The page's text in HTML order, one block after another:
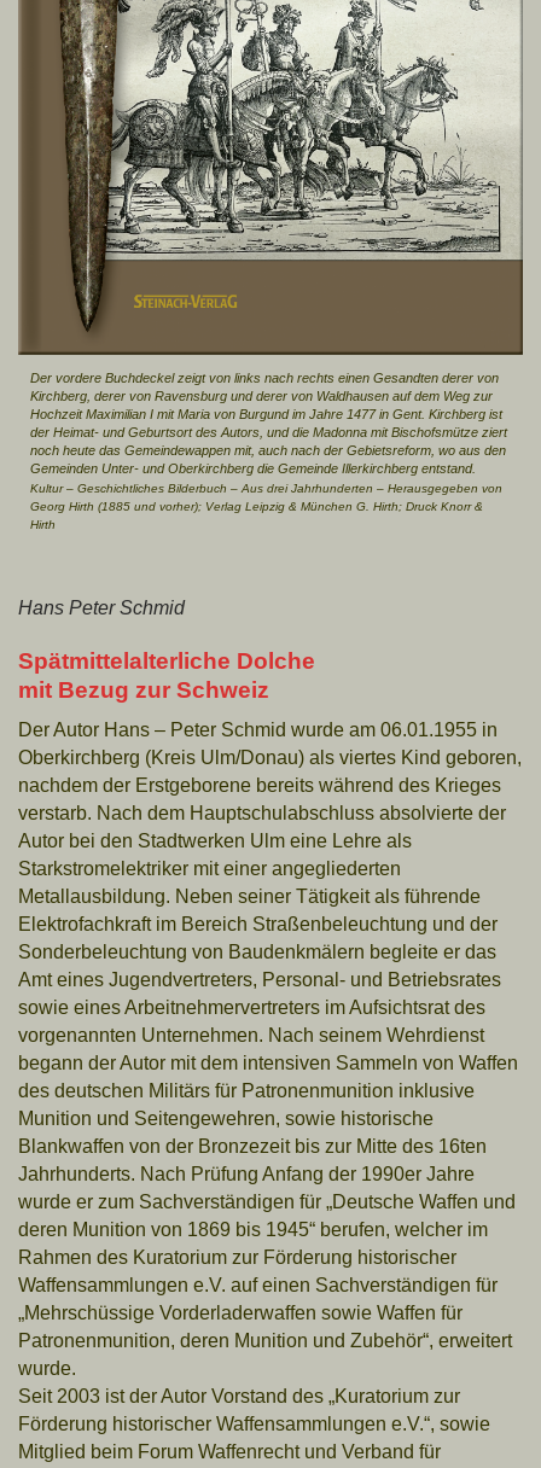
Der vordere Buchdeckel zeigt von links nach rechts einen Gesandten derer von
Kirchberg, derer von Ravensburg und derer von Waldhausen auf dem Weg zur
Hochzeit Maximilian I mit Maria von Burgund im Jahre 1477 in Gent. Kirchberg ist
der Heimat- und Geburtsort des Autors, und die Madonna mit Bischofsmütze ziert
noch heute das Gemeindewappen mit, auch nach der Gebietsreform, wo aus den
Gemeinden Unter- und Oberkirchberg die Gemeinde Illerkirchberg entstand.
Kultur – Geschichtliches Bilderbuch – Aus drei Jahrhunderten – Herausgegeben von
Georg Hirth (1885 und vorher); Verlag Leipzig & München G. Hirth; Druck Knorr &
Hirth
Hans Peter Schmid
Spätmittelalterliche Dolche
mit Bezug zur Schweiz
Der Autor Hans – Peter Schmid wurde am 06.01.1955 in
Oberkirchberg (Kreis Ulm/Donau) als viertes Kind geboren,
nachdem der Erstgeborene bereits während des Krieges
verstarb. Nach dem Hauptschulabschluss absolvierte der
Autor bei den Stadtwerken Ulm eine Lehre als
Starkstromelektriker mit einer angegliederten
Metallausbildung. Neben seiner Tätigkeit als führende
Elektrofachkraft im Bereich Straßenbeleuchtung und der
Sonderbeleuchtung von Baudenkmälern begleite er das
Amt eines Jugendvertreters, Personal- und Betriebsrates
sowie eines Arbeitnehmervertreters im Aufsichtsrat des
vorgenannten Unternehmen. Nach seinem Wehrdienst
begann der Autor mit dem intensiven Sammeln von Waffen
des deutschen Militärs für Patronenmunition inklusive
Munition und Seitengewehren, sowie historische
Blankwaffen von der Bronzezeit bis zur Mitte des 16ten
Jahrhunderts. Nach Prüfung Anfang der 1990er Jahre
wurde er zum Sachverständigen für „Deutsche Waffen und
deren Munition von 1869 bis 1945“ berufen, welcher im
Rahmen des Kuratorium zur Förderung historischer
Waffensammlungen e.V. auf einen Sachverständigen für
„Mehrschüssige Vorderladerwaffen sowie Waffen für
Patronenmunition, deren Munition und Zubehör“, erweitert
wurde.
Seit 2003 ist der Autor Vorstand des „Kuratorium zur
Förderung historischer Waffensammlungen e.V.“, sowie
Mitglied beim Forum Waffenrecht und Verband für